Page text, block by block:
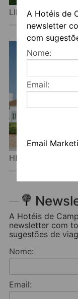
A Hotéis de
newsletter
com
Nome:
Email:
Email
LIMA ESCAPE
HERDADE DO
A Hotéis de
newsletter com
sugestões de
Nome:
Email: